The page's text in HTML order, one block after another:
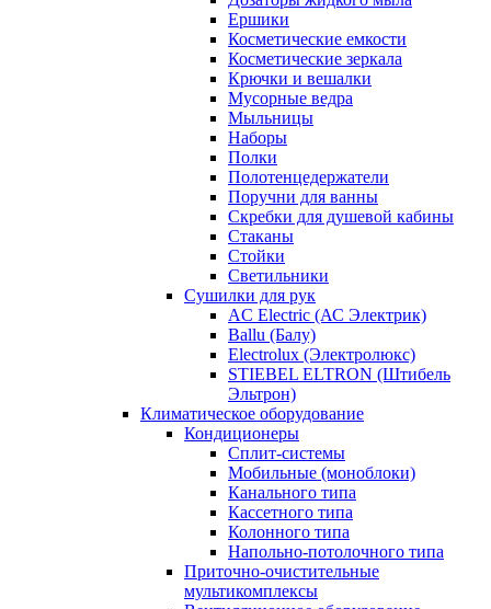
Ершики
Косметические емкости
Косметические зеркала
Крючки и вешалки
Мусорные ведра
Мыльницы
Наборы
Полки
Полотенцедержатели
Поручни для ванны
Скребки для душевой кабины
Стаканы
Стойки
Светильники
Сушилки для рук
AC Electric (АС Электрик)
Ballu (Балу)
Electrolux (Электролюкс)
STIEBEL ELTRON (Штибель
Эльтрон)
Климатическое оборудование
Кондиционеры
Сплит-системы
Мобильные (моноблоки)
Канального типа
Кассетного типа
Колонного типа
Напольно-потолочного типа
Приточно-очистительные
мультикомплексы